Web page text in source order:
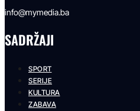
info@mymedia.ba
SADRŽAJI
SPORT
SERIJE
KULTURA
ZABAVA